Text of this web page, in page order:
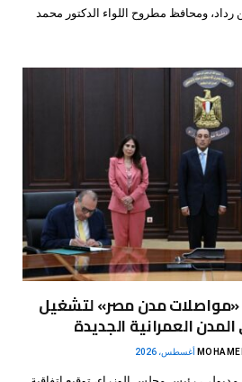
ومحافظ مطروح اللواء الدكتور محمد
مدن مصر» لتشغيل
العمرانية الجديدة